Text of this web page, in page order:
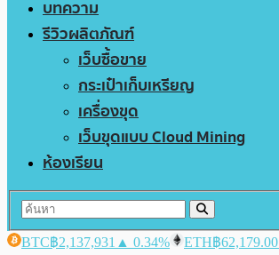
บทความ
รีวิวผลิตภัณฑ์
เว็บซื้อขาย
กระเป๋าเก็บเหรียญ
เครื่องขุด
เว็บขุดแบบ Cloud Mining
ห้องเรียน
BTC฿2,137,931 ▲ 0.34% ETH฿62,179.00